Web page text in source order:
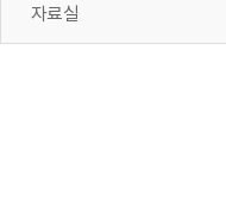
자료실